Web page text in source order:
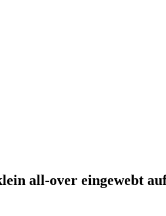
all-over eingewebt